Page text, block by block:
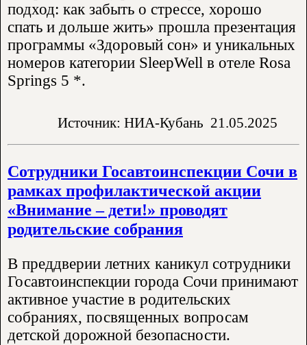
подход: как забыть о стрессе, хорошо
спать и дольше жить» прошла презентация
программы «Здоровый сон» и уникальных
номеров категории SleepWell в отеле Rosa
Springs 5 *.
Источник: НИА-Кубань 21.05.2025
Сотрудники Госавтоинспекции Сочи в
рамках профилактической акции
«Внимание – дети!» проводят
родительские собрания
В преддверии летних каникул сотрудники
Госавтоинспекции города Сочи принимают
активное участие в родительских
собраниях, посвященных вопросам
детской дорожной безопасности.